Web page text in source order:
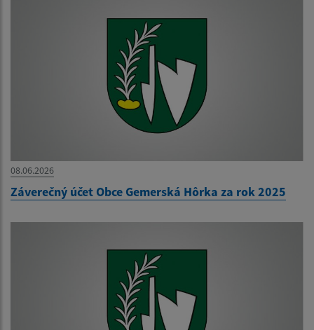
08.06.2026
Záverečný účet Obce Gemerská Hôrka za rok 2025